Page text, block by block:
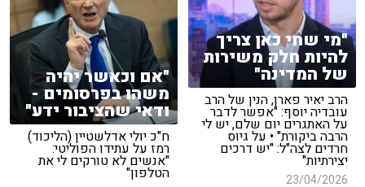
"מי שחי כאן צריך
להיות חלק משירות
של המדינה"
הרב יאיר פארן, הנין של הרב
עובדיה יוסף: "אפשר לדבר
על האתגרים יום שלם, יש לי
הרבה ביקורת" • על גיוס
חרדים לצה"ל: "יש דרכים
יצירתיות"
23/04/2026
"אם וכאשר יהיה
משהו בפרסומים -
ודאי שהציבור ידע"
ח"כ יולי אדלשטיין (הליכוד)
רמז על עתידו הפוליטי:
"אנשים לא טורקים לי את
הטלפון"